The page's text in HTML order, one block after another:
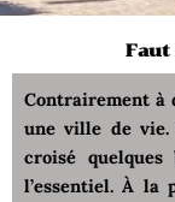
Faut
Contrairement à
une ville de
croisé
l’essentiel. À la